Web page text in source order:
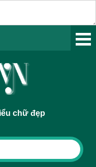
chữ đẹp